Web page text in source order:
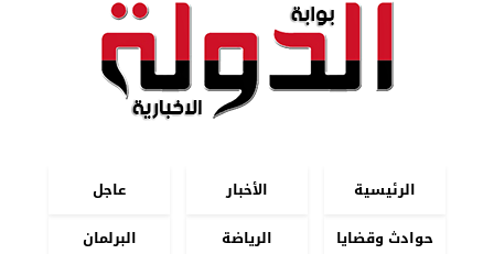
الرئيسية الأخبار
عاجل
حوادث وقضايا
الرياضة
البرلمان